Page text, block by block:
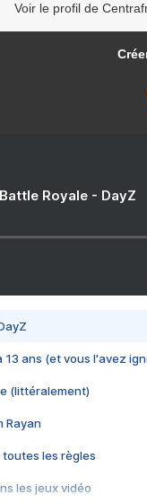
Voir le profil de
Royale - DayZ
13 ans (et vous l'avez
(littéralement)
Rayan
toutes les règles
les jeux vidéo